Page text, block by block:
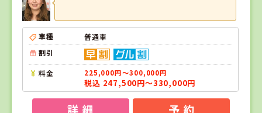
車種
普通車
割引
料金 225,000円～300,000円
税込 247,500円～330,000円
詳 細 予 約